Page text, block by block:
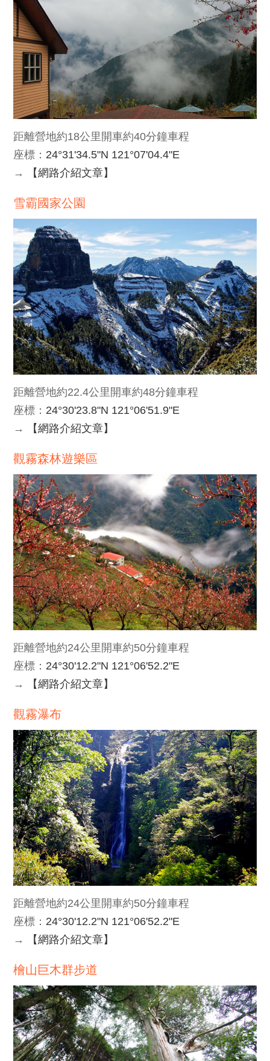
距離營地約18公里開車約40分鐘車程
座標： 24°31'34.5"N 121°07'04.4"E
→
【網路介紹文章】
雪霸國家公園
距離營地約22.4公里開車約48分鐘車程
座標： 24°30'23.8"N 121°06'51.9"E
→
【網路介紹文章】
觀霧森林遊樂區
距離營地約24公里開車約50分鐘車程
座標： 24°30'12.2"N 121°06'52.2"E
→
【網路介紹文章】
觀霧瀑布
距離營地約24公里開車約50分鐘車程
座標： 24°30'12.2"N 121°06'52.2"E
→
【網路介紹文章】
檜山巨木群步道